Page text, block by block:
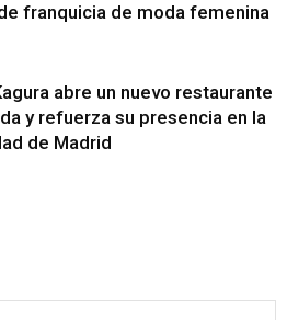
franquicia de moda femenina
abre un nuevo restaurante
y refuerza su presencia en la
de Madrid